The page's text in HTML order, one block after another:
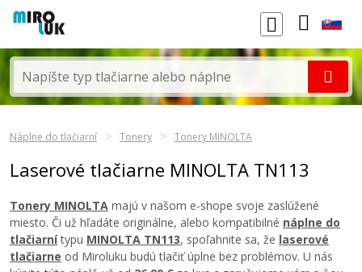
Náplne do tlačiarní Tonery Tonery MINOLTA
Laserové tlačiarne MINOLTA TN113
Tonery MINOLTA majú v našom e-shope svoje zaslúžené
miesto. Či už hľadáte originálne, alebo kompatibilné náplne do
tlačiarnítypu MINOLTA TN113, spoľahnite sa, že laserové
tlačiarne od Miroluku budú tlačiť úplne bez problémov. U nás